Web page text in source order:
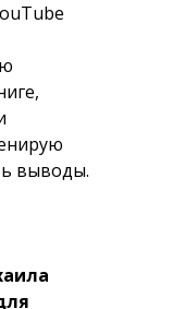
выводы.